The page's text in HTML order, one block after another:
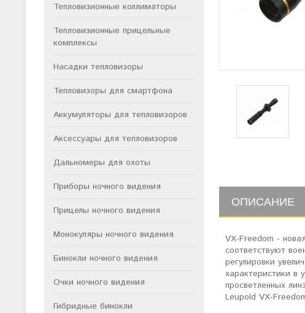
Тепловизионные коллиматоры
Тепловизионные прицельные
комплексы
Насадки тепловизоры
Тепловизоры для смартфона
Аккумуляторы для тепловизоров
Аксессуары для тепловизоров
Дальномеры для охоты
Приборы ночного видения
Прицелы ночного видения
Монокуляры ночного видения
Бинокли ночного видения
Очки ночного видения
Гибридные бинокли
ОПИСАНИЕ
VX-Freedom -
соответствуют
регулировки
характеристики в
просветленных
Leupold VX-